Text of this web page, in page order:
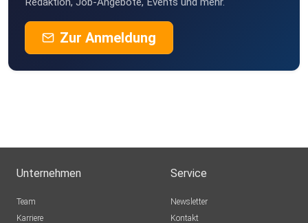
Zur Anmeldung
Unternehmen
Team
Karriere
Service
Newsletter
Kontakt